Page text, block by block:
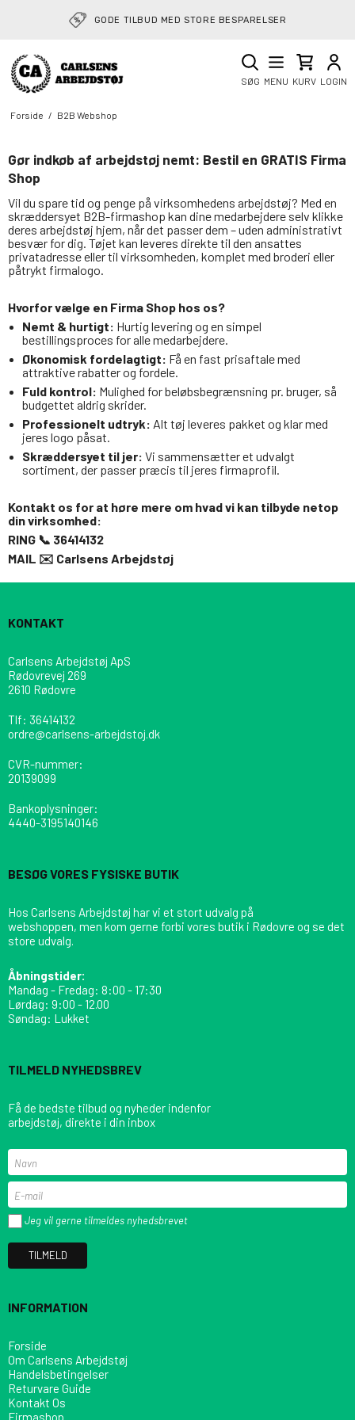
GODE TILBUD MED STORE BESPARELSER
SØG MENU KURV LOGIN
Forside / B2B Webshop
Gør indkøb af arbejdstøj nemt: Bestil en GRATIS Firma
Shop
Vil du spare tid og penge på virksomhedens arbejdstøj? Med en
skræddersyet B2B-firmashop kan dine medarbejdere selv klikke
deres arbejdstøj hjem, når det passer dem – uden administrativt
besvær for dig. Tøjet kan leveres direkte til den ansattes
privatadresse eller til virksomheden, komplet med broderi eller
påtrykt firmalogo.
Hvorfor vælge en Firma Shop hos os?
Nemt & hurtigt: Hurtig levering og en simpel
bestillingsproces for alle medarbejdere.
Økonomisk fordelagtigt: Få en fast prisaftale med
attraktive rabatter og fordele.
Fuld kontrol: Mulighed for beløbsbegrænsning pr. bruger, så
budgettet aldrig skrider.
Professionelt udtryk: Alt tøj leveres pakket og klar med
jeres logo påsat.
Skræddersyet til jer: Vi sammensætter et udvalgt
sortiment, der passer præcis til jeres firmaprofil.
Kontakt os for at høre mere om hvad vi kan tilbyde netop
din virksomhed:
RING 📞 36414132
MAIL ✉️ Carlsens Arbejdstøj
KONTAKT
Carlsens Arbejdstøj ApS
Rødovrevej 269
2610 Rødovre
Tlf: 36414132
ordre@carlsens-arbejdstoj.dk
CVR-nummer:
20139099
Bankoplysninger:
4440-3195140146
BESØG VORES FYSISKE BUTIK
Hos Carlsens Arbejdstøj har vi et stort udvalg på
webshoppen, men kom gerne forbi vores butik i Rødovre og se det
store udvalg.
Åbningstider:
Mandag - Fredag: 8:00 - 17:30
Lørdag: 9:00 - 12.00
Søndag: Lukket
TILMELD NYHEDSBREV
Få de bedste tilbud og nyheder indenfor
arbejdstøj, direkte i din inbox
Jeg vil gerne tilmeldes nyhedsbrevet
TILMELD
INFORMATION
Forside
Om Carlsens Arbejdstøj
Handelsbetingelser
Returvare Guide
Kontakt Os
Firmashop